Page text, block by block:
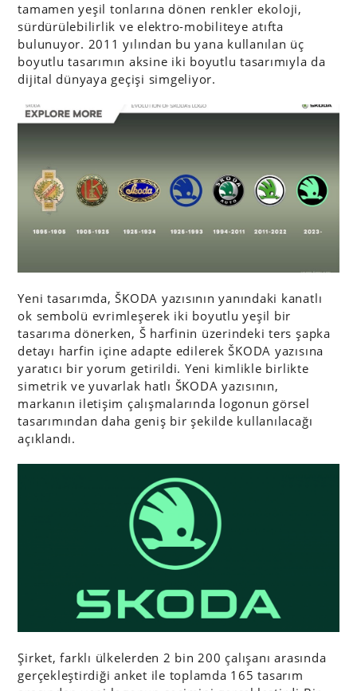
tamamen yeşil tonlarına dönen renkler ekoloji,
sürdürülebilirlik ve elektro-mobiliteye atıfta
bulunuyor. 2011 yılından bu yana kullanılan üç
boyutlu tasarımın aksine iki boyutlu tasarımıyla da
dijital dünyaya geçişi simgeliyor.
Yeni tasarımda, ŠKODA yazısının yanındaki kanatlı
ok sembolü evrimleşerek iki boyutlu yeşil bir
tasarıma dönerken, Š harfinin üzerindeki ters şapka
detayı harfin içine adapte edilerek ŠKODA yazısına
yaratıcı bir yorum getirildi. Yeni kimlikle birlikte
simetrik ve yuvarlak hatlı ŠKODA yazısının,
markanın iletişim çalışmalarında logonun görsel
tasarımından daha geniş bir şekilde kullanılacağı
açıklandı.
Şirket, farklı ülkelerden 2 bin 200 çalışanı arasında
gerçekleştirdiği anket ile toplamda 165 tasarım